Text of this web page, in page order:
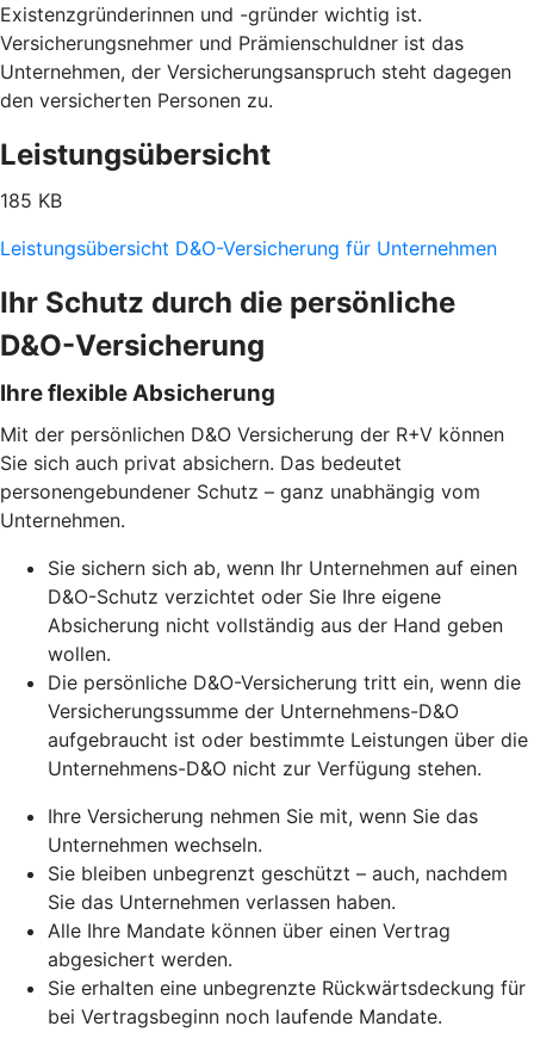
Existenzgründerinnen und -gründer wichtig ist.
Versicherungsnehmer und Prämienschuldner ist das
Unternehmen, der Versicherungsanspruch steht dagegen
den versicherten Personen zu.
Leistungsübersicht
185 KB
Leistungsübersicht D&O-Versicherung für Unternehmen
Ihr Schutz durch die persönliche
D&O-Versicherung
Ihre flexible Absicherung
Mit der persönlichen D&O Versicherung der R+V können
Sie sich auch privat absichern. Das bedeutet
personengebundener Schutz – ganz unabhängig vom
Unternehmen.
Sie sichern sich ab, wenn Ihr Unternehmen auf einen
D&O-Schutz verzichtet oder Sie Ihre eigene
Absicherung nicht vollständig aus der Hand geben
wollen.
Die persönliche D&O-Versicherung tritt ein, wenn die
Versicherungssumme der Unternehmens-D&O
aufgebraucht ist oder bestimmte Leistungen über die
Unternehmens-D&O nicht zur Verfügung stehen.
Ihre Versicherung nehmen Sie mit, wenn Sie das
Unternehmen wechseln.
Sie bleiben unbegrenzt geschützt – auch, nachdem
Sie das Unternehmen verlassen haben.
Alle Ihre Mandate können über einen Vertrag
abgesichert werden.
Sie erhalten eine unbegrenzte Rückwärtsdeckung für
bei Vertragsbeginn noch laufende Mandate.